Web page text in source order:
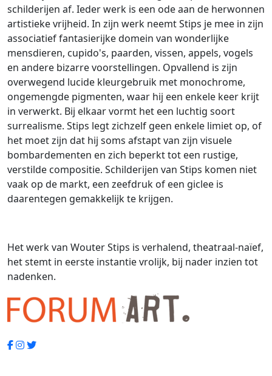
schilderijen af. Ieder werk is een ode aan de herwonnen
artistieke vrijheid. In zijn werk neemt Stips je mee in zijn
associatief fantasierijke domein van wonderlijke
mensdieren, cupido's, paarden, vissen, appels, vogels
en andere bizarre voorstellingen. Opvallend is zijn
overwegend lucide kleurgebruik met monochrome,
ongemengde pigmenten, waar hij een enkele keer krijt
in verwerkt. Bij elkaar vormt het een luchtig soort
surrealisme. Stips legt zichzelf geen enkele limiet op, of
het moet zijn dat hij soms afstapt van zijn visuele
bombardementen en zich beperkt tot een rustige,
verstilde compositie. Schilderijen van Stips komen niet
vaak op de markt, een zeefdruk of een giclee is
daarentegen gemakkelijk te krijgen.
Het werk van Wouter Stips is verhalend, theatraal-naïef,
het stemt in eerste instantie vrolijk, bij nader inzien tot
nadenken.